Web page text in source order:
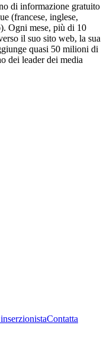
di informazione gratuito
(francese, inglese,
Ogni mese, più di 10
il suo sito web, la sua
quasi 50 milioni di
dei leader dei media
Contatta